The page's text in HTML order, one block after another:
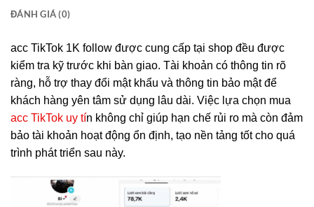
ĐÁNH GIÁ (0)
acc TikTok 1K follow được cung cấp tại shop đều được
kiểm tra kỹ trước khi bàn giao. Tài khoản có thông tin rõ
ràng, hỗ trợ thay đổi mật khẩu và thông tin bảo mật để
khách hàng yên tâm sử dụng lâu dài. Việc lựa chọn mua
acc TikTok uy tín không chỉ giúp hạn chế rủi ro mà còn đảm
bảo tài khoản hoạt động ổn định, tạo nền tảng tốt cho quá
trình phát triển sau này.